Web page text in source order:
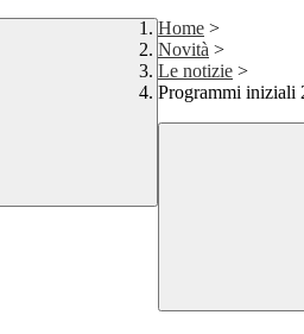
Home >
Novità >
Le notizie >
Programmi iniziali